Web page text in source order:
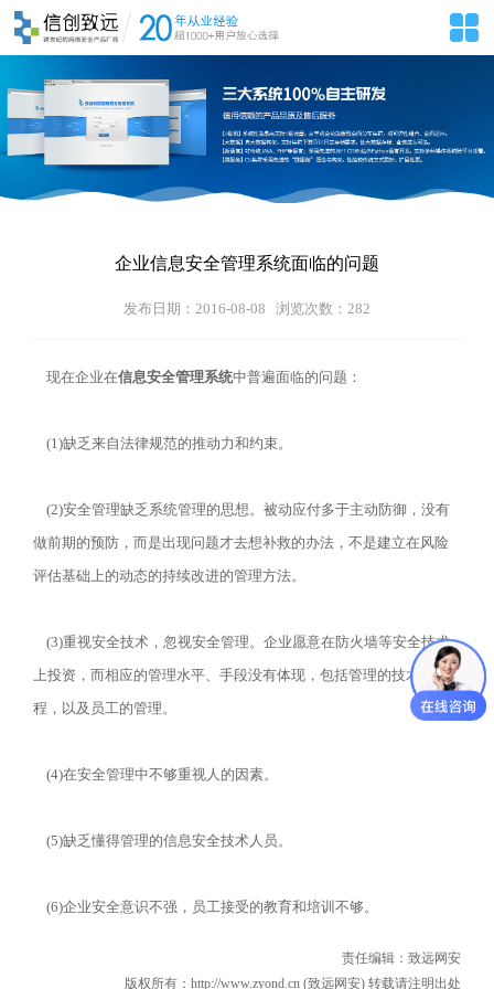
企业信息安全管理系统面临的问题
发布日期：2016-08-08 浏览次数： 282
现在企业在信息安全管理系统中普遍面临的问题：
(1)缺乏来自法律规范的推动力和约束。
(2)安全管理缺乏系统管理的思想。被动应付多于主动防御，没有
做前期的预防，而是出现问题才去想补救的办法，不是建立在风险
评估基础上的动态的持续改进的管理方法。
(3)重视安全技术，忽视安全管理。企业愿意在防火墙等安全技术
上投资，而相应的管理水平、手段没有体现，包括管理的技术和流
程，以及员工的管理。
(4)在安全管理中不够重视人的因素。
(5)缺乏懂得管理的信息安全技术人员。
(6)企业安全意识不强，员工接受的教育和培训不够。
责任编辑： 致远网安
版权所有：http://www.zyond.cn (致远网安) 转载请注明出处